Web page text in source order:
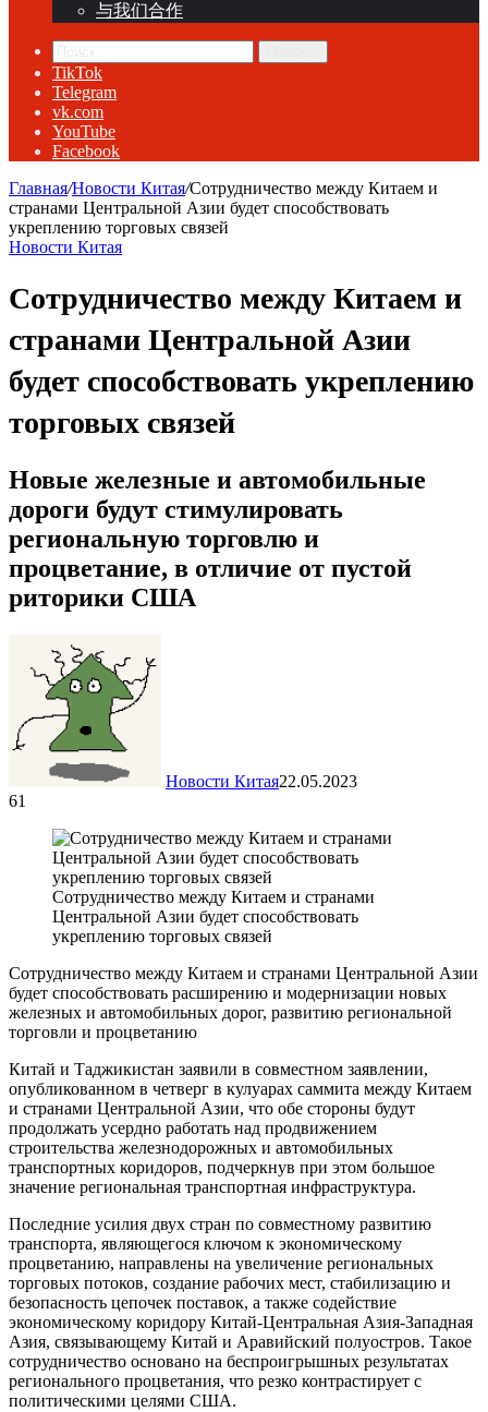
与我们合作
TikTok
Telegram
vk.com
YouTube
Facebook
Главная/Новости Китая/Сотрудничество между Китаем и
странами Центральной Азии будет способствовать
укреплению торговых связей
Новости Китая
Сотрудничество между Китаем и
странами Центральной Азии
будет способствовать укреплению
торговых связей
Новые железные и автомобильные
дороги будут стимулировать
региональную торговлю и
процветание, в отличие от пустой
риторики США
Новости Китая22.05.2023
61
Сотрудничество между Китаем и странами
Центральной Азии будет способствовать
укреплению торговых связей
Сотрудничество между Китаем и странами Центральной Азии
будет способствовать расширению и модернизации новых
железных и автомобильных дорог, развитию региональной
торговли и процветанию
Китай и Таджикистан заявили в совместном заявлении,
опубликованном в четверг в кулуарах саммита между Китаем
и странами Центральной Азии, что обе стороны будут
продолжать усердно работать над продвижением
строительства железнодорожных и автомобильных
транспортных коридоров, подчеркнув при этом большое
значение региональная транспортная инфраструктура.
Последние усилия двух стран по совместному развитию
транспорта, являющегося ключом к экономическому
процветанию, направлены на увеличение региональных
торговых потоков, создание рабочих мест, стабилизацию и
безопасность цепочек поставок, а также содействие
экономическому коридору Китай-Центральная Азия-Западная
Азия, связывающему Китай и Аравийский полуостров. Такое
сотрудничество основано на беспроигрышных результатах
регионального процветания, что резко контрастирует с
политическими целями США.